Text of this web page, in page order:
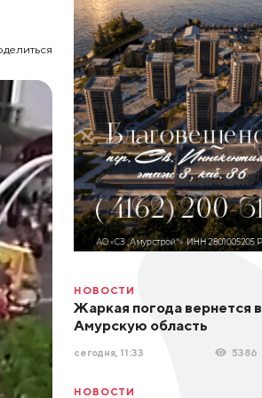
НОВОСТИ
Жаркая погода вернется в
Амурскую область
сегодня, 11:33 5386
НОВОСТИ